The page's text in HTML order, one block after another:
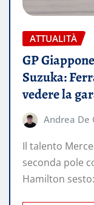
ATTUALITÀ
GP
Suzuka:
vedere la
Andrea De
Il talento
seconda pole
Hamilton